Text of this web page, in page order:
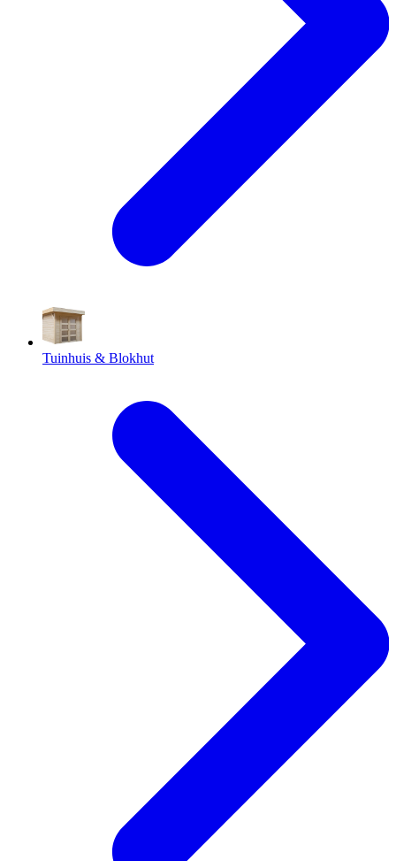
Tuinhuis & Blokhut